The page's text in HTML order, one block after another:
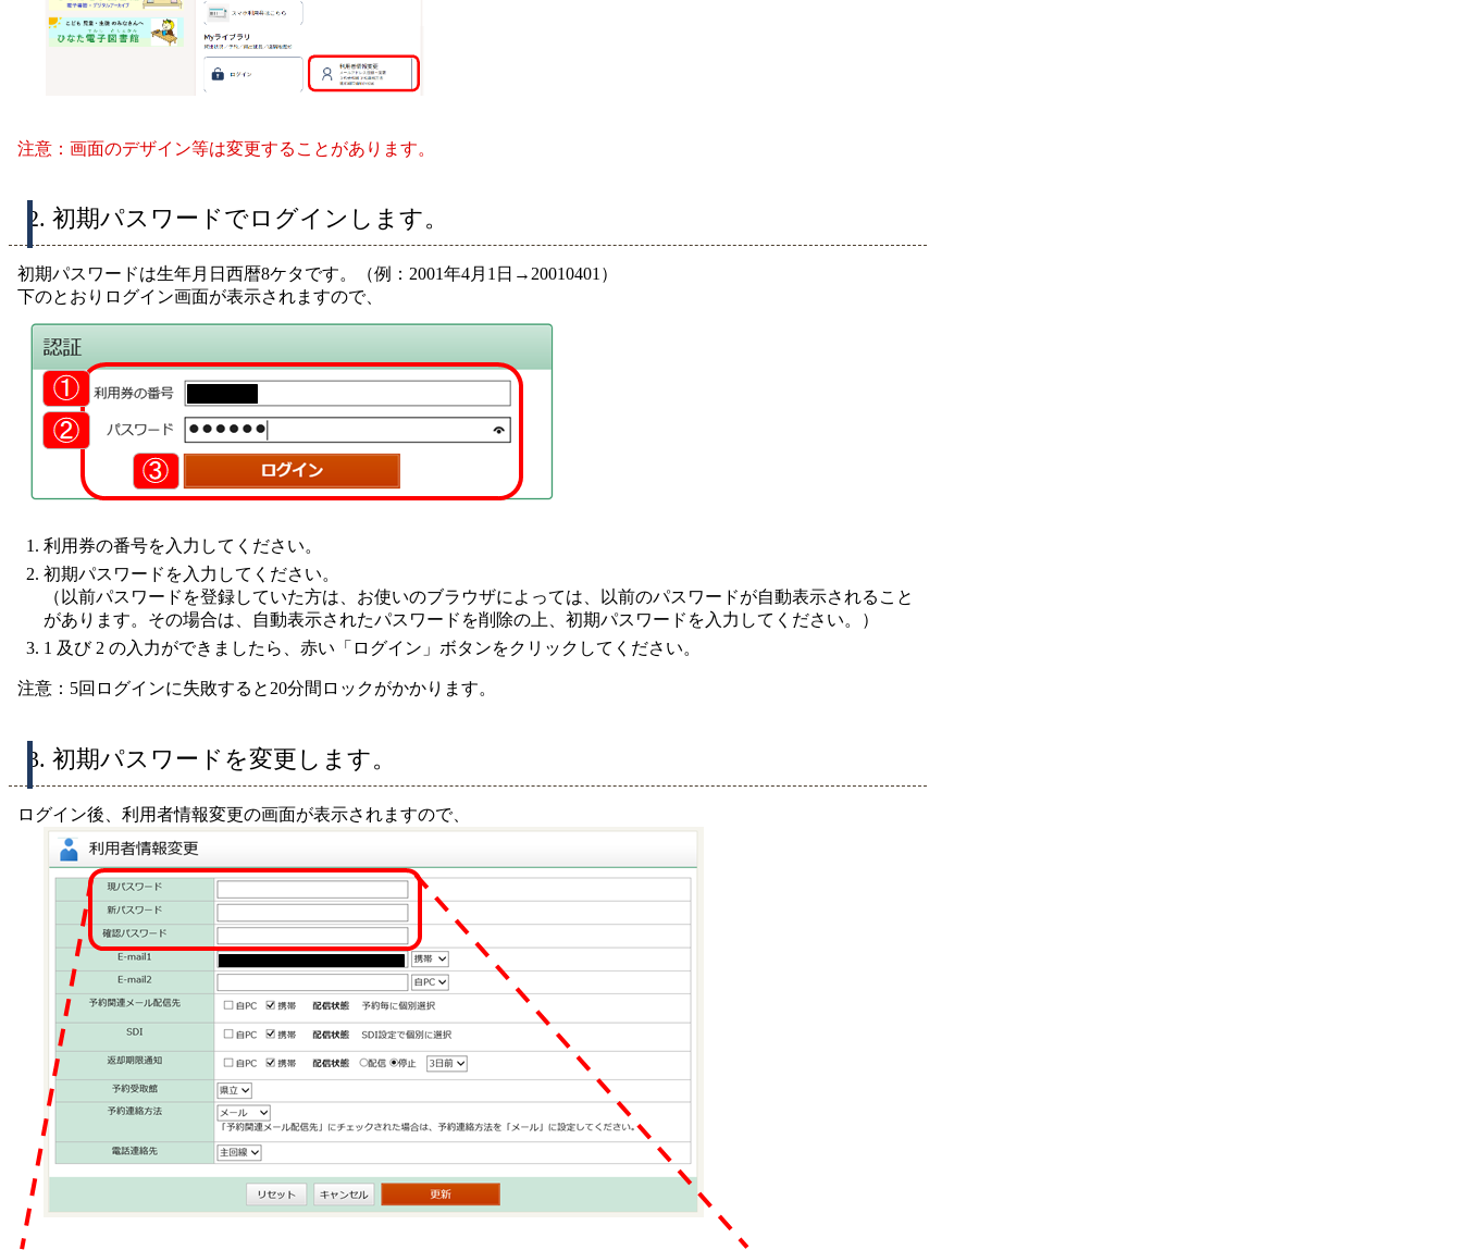
注意：画面のデザイン等は変更することがあります。
2. 初期パスワードでログインします。
初期パスワードは生年月日西暦8ケタです。（例：2001年4月1日→20010401）
下のとおりログイン画面が表示されますので、
利用券の番号を入力してください。
初期パスワードを入力してください。
（以前パスワードを登録していた方は、お使いのブラウザによっては、以前のパスワードが自動表示されること
があります。その場合は、自動表示されたパスワードを削除の上、初期パスワードを入力してください。）
1 及び 2 の入力ができましたら、赤い「ログイン」ボタンをクリックしてください。
注意：5回ログインに失敗すると20分間ロックがかかります。
3. 初期パスワードを変更します。
ログイン後、利用者情報変更の画面が表示されますので、